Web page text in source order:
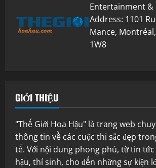
Entertainment &
Address: 1101
Mance,
1W8
GIỚI THIỆU
"Thế Giới Hoa Hậu" là trang web
thông tin về các cuộc thi sắc đẹp
tế. Với nội dung phong phú, từ tin tức
hậu, thí sinh, cho đến những sự kiện